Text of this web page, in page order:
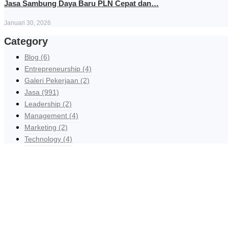
Jasa Sambung Daya Baru PLN Cepat dan…
Januari 30, 2026
Category
Blog (6)
Entrepreneurship (4)
Galeri Pekerjaan (2)
Jasa (991)
Leadership (2)
Management (4)
Marketing (2)
Technology (4)